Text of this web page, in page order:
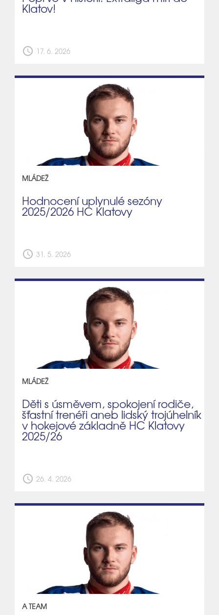
Klatov!
schedule 17. 6. 2026
MLÁDEŽ
Hodnocení uplynulé sezóny
2025/2026 HC Klatovy
schedule 31. 5. 2026
MLÁDEŽ
Děti s úsměvem, spokojení rodiče,
šťastní trenéři aneb lidský trojúhelník
v hokejové základně HC Klatovy
2025/26
schedule 26. 4. 2026
A TEAM